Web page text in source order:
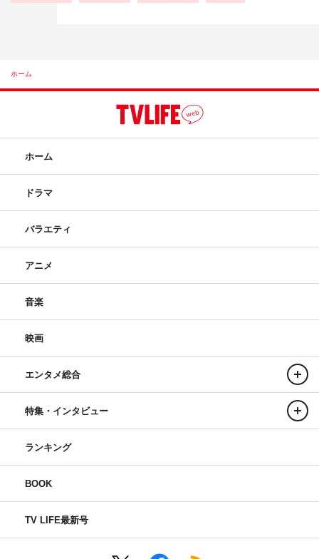
ホーム
ホーム
ドラマ
バラエティ
アニメ
音楽
映画
エンタメ総合
特集・インタビュー
ランキング
BOOK
TV LIFE最新号